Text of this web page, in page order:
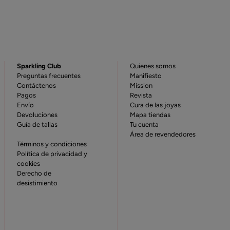
Sparkling Club
Preguntas frecuentes
Contáctenos
Pagos
Envío
Devoluciones
Guía de tallas
Términos y condiciones
Política de privacidad y
cookies
Derecho de
desistimiento
Quienes somos
Manifiesto
Mission
Revista
Cura de las joyas
Mapa tiendas
Tu cuenta
Área de revendedores